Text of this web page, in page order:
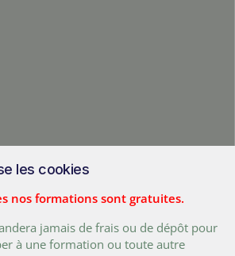
les cookies
nos formations sont gratuites.
jamais de frais ou de dépôt pour
à une formation ou toute autre